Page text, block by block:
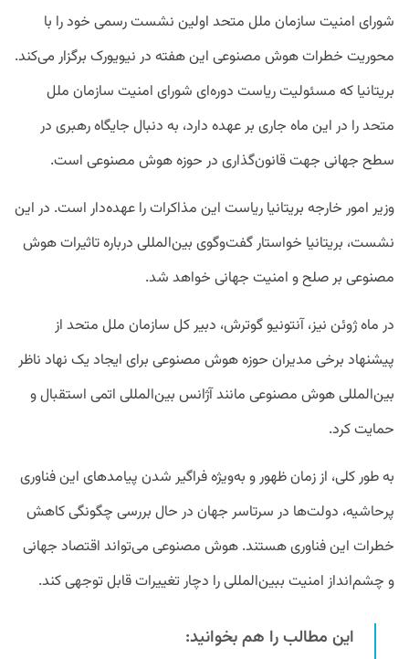
شورای امنیت سازمان ملل متحد اولین نشست رسمی خود را با
محوریت خطرات هوش مصنوعی این هفته در نیویورک برگزار می‌کند.
بریتانیا که مسئولیت ریاست دوره‌ای شورای امنیت سازمان ملل
متحد را در این ماه جاری بر عهده دارد، به دنبال جایگاه رهبری در
سطح جهانی جهت قانون‌گذاری در حوزه هوش مصنوعی است.
وزیر امور خارجه بریتانیا ریاست این مذاکرات را عهده‌دار است. در این
نشست، بریتانیا خواستار گفت‌وگوی بین‌المللی درباره تاثیرات هوش
مصنوعی بر صلح و امنیت جهانی خواهد شد.
در ماه ژوئن نیز، آنتونیو گوترش، دبیر کل سازمان ملل متحد از
پیشنهاد برخی مدیران حوزه هوش مصنوعی برای ایجاد یک نهاد ناظر
بین‌المللی هوش مصنوعی مانند آژانس بین‌المللی اتمی استقبال و
حمایت کرد.
به طور کلی، از زمان ظهور و به‌ویژه فراگیر شدن پیامدهای این فناوری
پرحاشیه، دولت‌ها در سرتاسر جهان در حال بررسی چگونگی کاهش
خطرات این فناوری‌ هستند. هوش مصنوعی می‌تواند اقتصاد جهانی
و چشم‌انداز امنیت ببین‌المللی را دچار تغییرات قابل توجهی کند.
این مطالب را هم بخوانید: